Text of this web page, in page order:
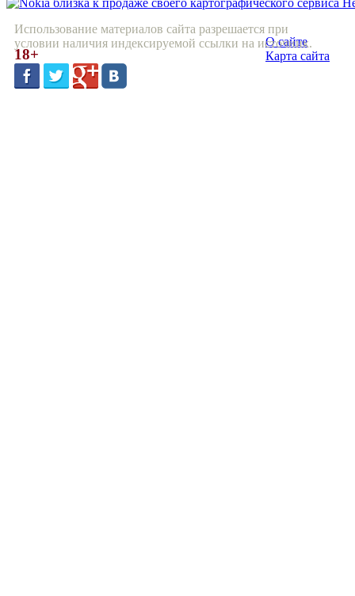
Использование материалов сайта разрешается при
условии наличия индексируемой ссылки на источник.
18+
О сайте
Карта сайта